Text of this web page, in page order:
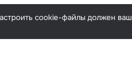
cookie-файлы должен ваш